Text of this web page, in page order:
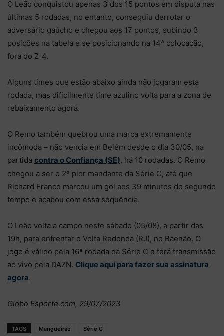
O Leão conquistou apenas 3 dos 15 pontos em disputa nas
últimas 5 rodadas, no entanto, conseguiu derrotar o
adversário gaúcho e chegou aos 17 pontos, subindo 3
posições na tabela e se posicionando na 14ª colocação,
fora do Z-4.
Alguns times que estão abaixo ainda não jogaram esta
rodada, mas dificilmente time azulino volta para a zona de
rebaixamento agora.
O Remo também quebrou uma marca extremamente
incômoda – não vencia em Belém desde o dia 30/05, na
partida contra o Confiança (SE), há 10 rodadas. O Remo
chegou a ser o 2º pior mandante da Série C, até que
Richard Franco marcou um gol aos 39 minutos do segundo
tempo e acabou com essa sequência.
O Leão volta a campo neste sábado (05/08), a partir das
19h, para enfrentar o Volta Redonda (RJ), no Baenão. O
jogo é válido pela 16ª rodada da Série C e terá transmissão
ao vivo pela DAZN. Clique aqui para fazer sua assinatura
agora.
Globo Esporte.com, 29/07/2023
TAGS Mangueirão Série C